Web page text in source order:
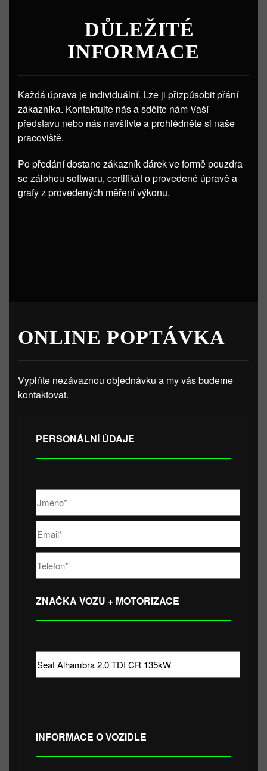
DŮLEŽITÉ
INFORMACE
Každá úprava je individuální. Lze ji přizpůsobit přání
zákazníka. Kontaktujte nás a sdělte nám Vaší
představu nebo nás navštivte a prohlédněte si naše
pracoviště.
Po předání dostane zákazník dárek ve formě pouzdra
se zálohou softwaru, certifikát o provedené úpravě a
grafy z provedených měření výkonu.
ONLINE POPTÁVKA
Vyplňte nezávaznou objednávku a my vás budeme
kontaktovat.
PERSONÁLNÍ ÚDAJE
ZNAČKA VOZU + MOTORIZACE
INFORMACE O VOZIDLE